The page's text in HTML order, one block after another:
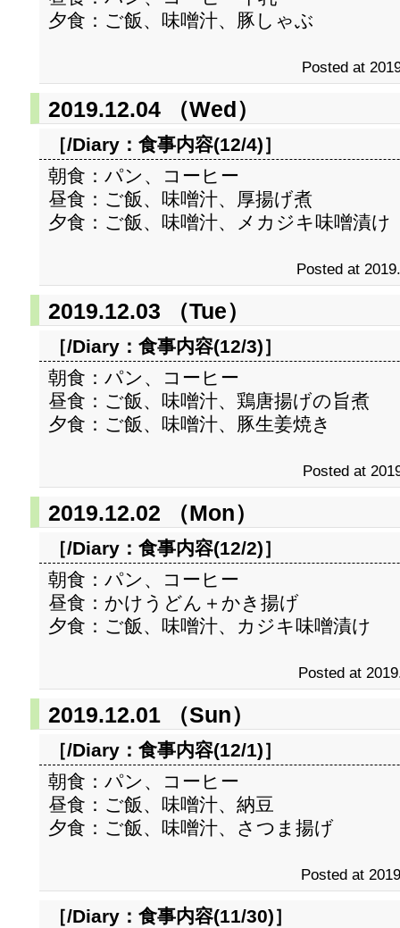
夕食：ご飯、味噌汁、豚しゃぶ
Posted at
2019.12.04 （Wed）
［/Diary： 食事内容(12/4)］
朝食：パン、コーヒー
昼食：ご飯、味噌汁、厚揚げ煮
夕食：ご飯、味噌汁、メカジキ味噌漬け
Posted at
2019.12.03 （Tue）
［/Diary： 食事内容(12/3)］
朝食：パン、コーヒー
昼食：ご飯、味噌汁、鶏唐揚げの旨煮
夕食：ご飯、味噌汁、豚生姜焼き
Posted at
2019.12.02 （Mon）
［/Diary： 食事内容(12/2)］
朝食：パン、コーヒー
昼食：かけうどん＋かき揚げ
夕食：ご飯、味噌汁、カジキ味噌漬け
Posted at
2019.12.01 （Sun）
［/Diary： 食事内容(12/1)］
朝食：パン、コーヒー
昼食：ご飯、味噌汁、納豆
夕食：ご飯、味噌汁、さつま揚げ
Posted at
［/Diary： 食事内容(11/30)］